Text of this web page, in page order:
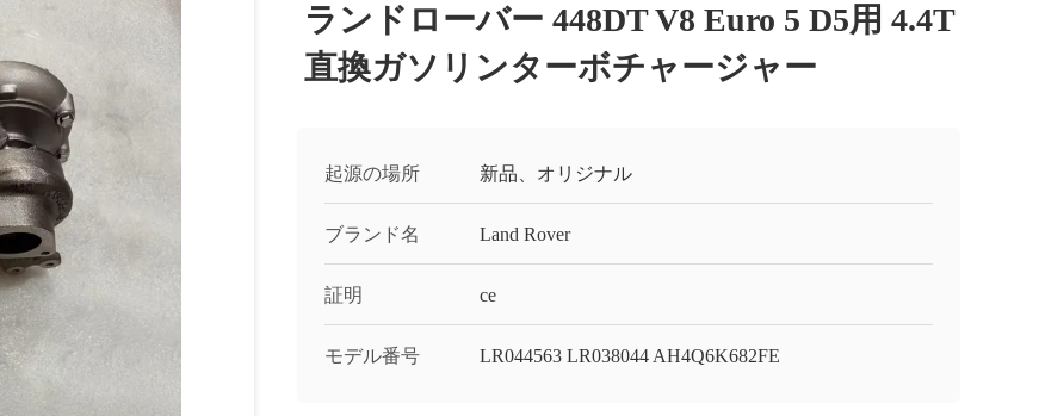
ランドローバー 448DT V8 Euro 5 D5用 4.4T
直換ガソリンターボチャージャー
起源の場所 新品、オリジナル
ブランド名 Land Rover
証明 ce
モデル番号 LR044563 LR038044 AH4Q6K682FE